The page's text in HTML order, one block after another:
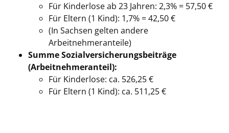
Für Kinderlose ab 23 Jahren: 2,3% = 57,50 €
Für Eltern (1 Kind): 1,7% = 42,50 €
(In Sachsen gelten andere
Arbeitnehmeranteile)
Summe Sozialversicherungsbeiträge
(Arbeitnehmeranteil):
Für Kinderlose: ca. 526,25 €
Für Eltern (1 Kind): ca. 511,25 €